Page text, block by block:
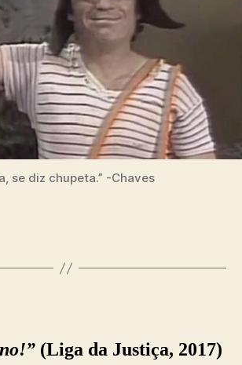
se diz chupeta.” -Chaves
(Liga da Justiça, 2017)